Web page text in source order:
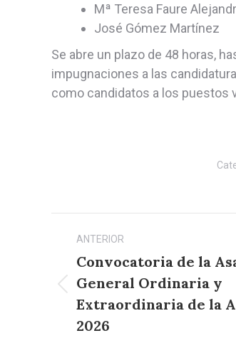
Mª Teresa Faure
José Gómez Martínez
Se abre un plazo de 48 horas,
impugnaciones a las
como candidatos a los puestos
Navegación
entre
publicaciones
ANTERIOR
Publicación
anterior:
Convocatoria de la
General Ordinaria y
Extraordinaria de la
2026